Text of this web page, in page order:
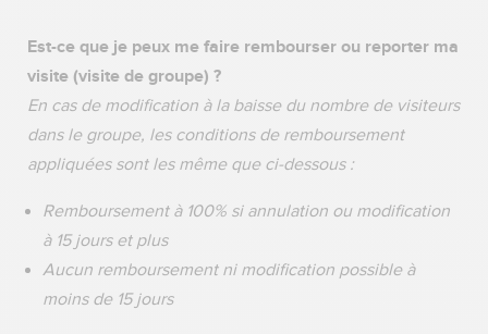
Est-ce que je peux me faire rembourser ou reporter ma
visite (visite de groupe) ?
En cas de modification à la baisse du nombre de visiteurs
dans le groupe, les conditions de remboursement
appliquées sont les même que ci-dessous :
Remboursement à 100% si annulation ou modification
à 15 jours et plus
Aucun remboursement ni modification possible à
moins de 15 jours